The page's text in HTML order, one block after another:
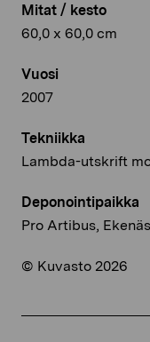
Mitat / kesto
60,0 x 60,0 cm
Vuosi
2007
Tekniikka
Lambda-utskrift
Deponointipaikka
Pro Artibus, Ekenäs
© Kuvasto 2026